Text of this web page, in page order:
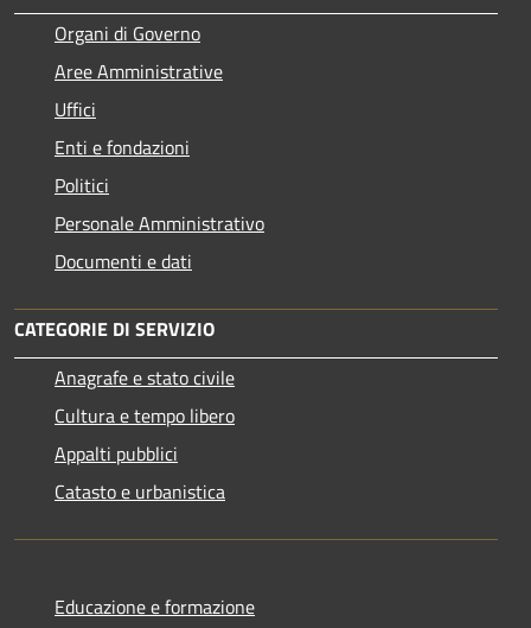
Organi di Governo
Aree Amministrative
Uffici
Enti e fondazioni
Politici
Personale Amministrativo
Documenti e dati
CATEGORIE DI SERVIZIO
Anagrafe e stato civile
Cultura e tempo libero
Appalti pubblici
Catasto e urbanistica
Educazione e formazione